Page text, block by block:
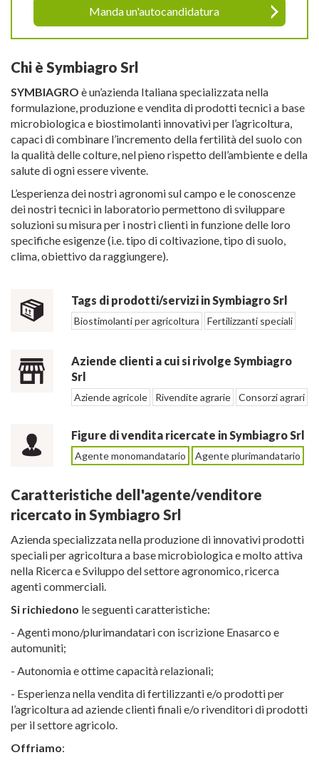
Manda un'autocandidatura
Chi è Symbiagro Srl
SYMBIAGRO è un’azienda Italiana specializzata nella
formulazione, produzione e vendita di prodotti tecnici a base
microbiologica e biostimolanti innovativi per l’agricoltura,
capaci di combinare l’incremento della fertilità del suolo con
la qualità delle colture, nel pieno rispetto dell’ambiente e della
salute di ogni essere vivente.
L’esperienza dei nostri agronomi sul campo e le conoscenze
dei nostri tecnici in laboratorio permettono di sviluppare
soluzioni su misura per i nostri clienti in funzione delle loro
specifiche esigenze (i.e. tipo di coltivazione, tipo di suolo,
clima, obiettivo da raggiungere).
Tags di prodotti/servizi in Symbiagro Srl
Biostimolanti per agricoltura Fertilizzanti speciali
Aziende clienti a cui si rivolge Symbiagro
Srl
Aziende agricole Rivendite agrarie Consorzi agrari
Figure di vendita ricercate in Symbiagro Srl
Agente monomandatario Agente plurimandatario
Caratteristiche dell'agente/venditore
ricercato in Symbiagro Srl
Azienda specializzata nella produzione di innovativi prodotti
speciali per agricoltura a base microbiologica e molto attiva
nella Ricerca e Sviluppo del settore agronomico, ricerca
agenti commerciali.
Si richiedono le seguenti caratteristiche:
- Agenti mono/plurimandatari con iscrizione Enasarco e
automuniti;
- Autonomia e ottime capacità relazionali;
- Esperienza nella vendita di fertilizzanti e/o prodotti per
l’agricoltura ad aziende clienti finali e/o rivenditori di prodotti
per il settore agricolo.
Offriamo: